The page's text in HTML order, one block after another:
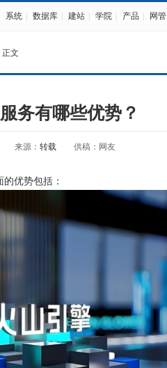
系统 数据库 建站 学院 产品 网管
正文
务有哪些优势？
来源： 转载 供稿：网友
优势包括：